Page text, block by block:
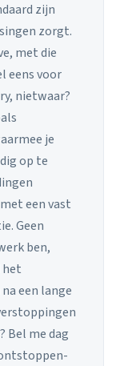
zijn
zorgt.
met die
eens voor
nietwaar?
je
op te
een vast
Geen
ben,
het
een lange
Bel me dag